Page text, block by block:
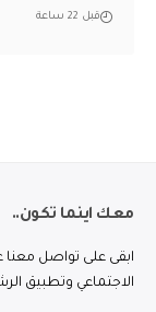
قبل 22 ساعة
معك اينما تكون..
ابقى على تواصل معنا
الاجتماعي وتطبيق